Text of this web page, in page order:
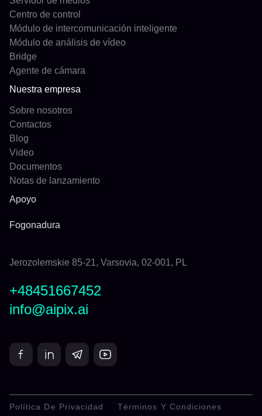
Centro de control
Módulo de intercomunicación inteligente
Módulo de análisis de vídeo
Bridge
Agente de cámara
Nuestra empresa
Sobre nosotros
Contactos
Blog
Video
Documentos
Notas de lanzamiento
Apoyo
Fogonadura
Jerozolemskie 85-21, Varsovia, 02-001, PL
+48451667452
info@aipix.ai
Política De Privacidad Términos Y Condiciones